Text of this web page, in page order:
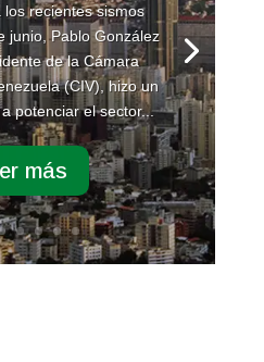
los recientes sismos
junio, Pablo González
de la Cámara
(CIV), hizo un
potenciar el sector...
más